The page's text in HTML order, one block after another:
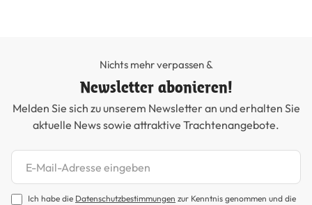
Nichts mehr verpassen &
Newsletter abonieren!
Melden Sie sich zu unserem Newsletter an und erhalten Sie
aktuelle News sowie attraktive Trachtenangebote.
Newsletter abonnieren
Ich habe die Datenschutzbestimmungen zur Kenntnis genommen und die